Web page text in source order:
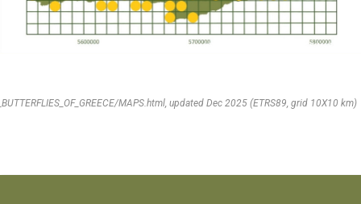
*based on http://www.pamperis.gr/THE_BUTTERFLIES_OF_GREECE/MAPS.html, updated Dec 2025 (ETRS89, grid 10X10 km)
MAPS.html, updated Dec 2025 (ETRS89, grid 10X10 km)